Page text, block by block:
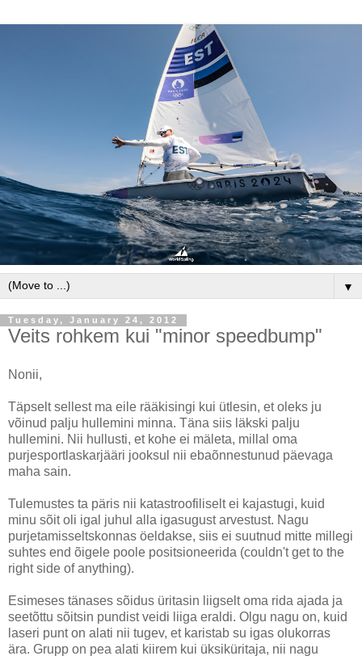
▼
Tuesday, January 24, 2012
Veits rohkem kui "minor speedbump"
Nonii,
Täpselt sellest ma eile rääkisingi kui ütlesin, et oleks ju
võinud palju hullemini minna. Täna siis läkski palju
hullemini. Nii hullusti, et kohe ei mäleta, millal oma
purjesportlaskarjääri jooksul nii ebaõnnestunud päevaga
maha sain.
Tulemustes ta päris nii katastroofiliselt ei kajastugi, kuid
minu sõit oli igal juhul alla igasugust arvestust. Nagu
purjetamisseltskonnas öeldakse, siis ei suutnud mitte millegi
suhtes end õigele poole positsioneerida (couldn't get to the
right side of anything).
Esimeses tänases sõidus üritasin liigselt oma rida ajada ja
seetõttu sõitsin pundist veidi liiga eraldi. Olgu nagu on, kuid
laseri punt on alati nii tugev, et karistab su igas olukorras
ära. Grupp on pea alati kiirem kui üksiküritaja, nii nagu